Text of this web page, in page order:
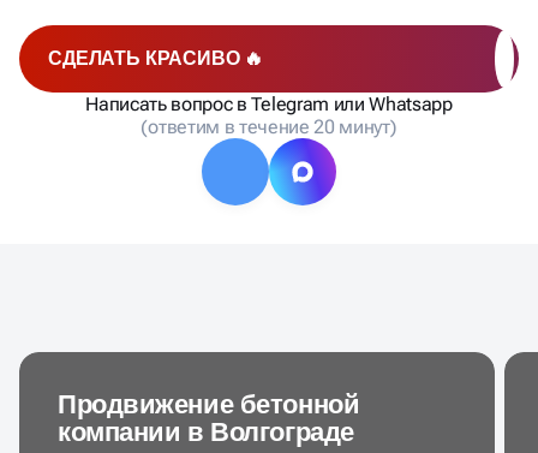
СДЕЛАТЬ КРАСИВО 🔥
Написать вопрос в Telegram или Whatsapp
(ответим в течение 20 минут)
Продвижение бетонной
компании в Волгограде